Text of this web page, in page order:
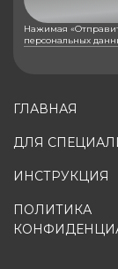
ГЛАВНАЯ
ДЛЯ
ИНСТРУКЦИЯ
ПОЛИТИКА
Нажимая
персональных